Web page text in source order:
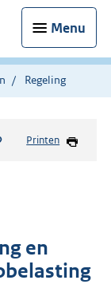
Menu
Regeling
Printen
en